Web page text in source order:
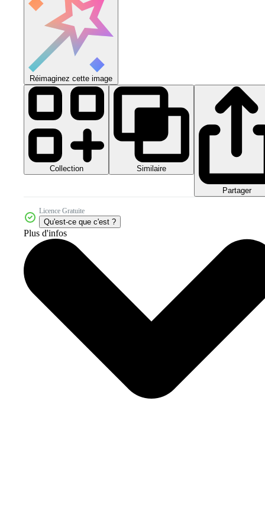
Réimaginez cette image
Collection Similaire
Partager
Licence Gratuite
Qu'est-ce que c'est ?
Plus d'infos